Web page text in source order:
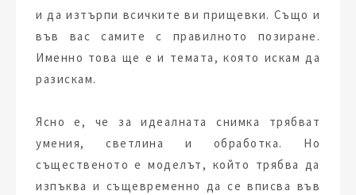
и да изтърпи всичките ви прищевки. Също и
във вас самите с правилното позиране.
Именно това ще е и темата, която искам да
разискам.
Ясно е, че за идеалната снимка трябват
умения, светлина и обработка. Но
същественото е моделът, който трябва да
изпъква и същевременно да се вписва във